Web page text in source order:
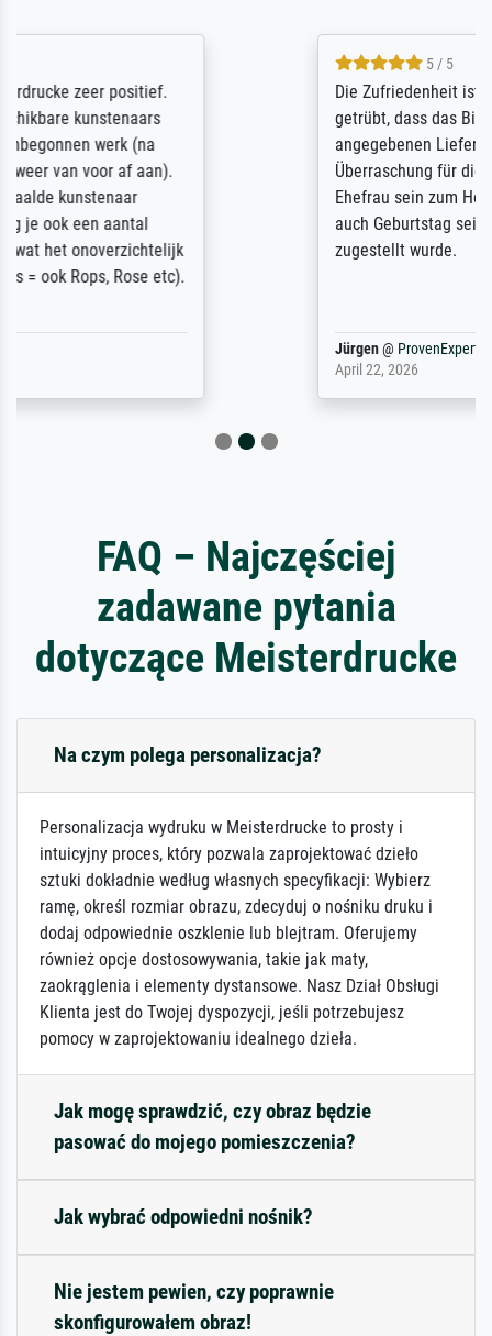
Die Zufriedenheit ist auch nicht dadurch
getrübt, dass das Bild entgegen einer
angegebenen Lieferanschrift (sollte eine
Überraschung für die normannische
Ehefrau sein zum Hochzeits- gleichzeitig
auch Geburtstag sein) doch nach zu Hause
zugestellt wurde.
FAQ – Najczęściej
zadawane pytania
dotyczące Meisterdrucke
Na czym polega personalizacja?
Personalizacja wydruku w Meisterdrucke to prosty i
intuicyjny proces, który pozwala zaprojektować dzieło
sztuki dokładnie według własnych specyfikacji: Wybierz
ramę, określ rozmiar obrazu, zdecyduj o nośniku druku i
dodaj odpowiednie oszklenie lub blejtram. Oferujemy
również opcje dostosowywania, takie jak maty,
zaokrąglenia i elementy dystansowe. Nasz Dział Obsługi
Klienta jest do Twojej dyspozycji, jeśli potrzebujesz
pomocy w zaprojektowaniu idealnego dzieła.
Jak mogę sprawdzić, czy obraz będzie
pasować do mojego pomieszczenia?
Jak wybrać odpowiedni nośnik?
Nie jestem pewien, czy poprawnie
skonfigurowałem obraz!